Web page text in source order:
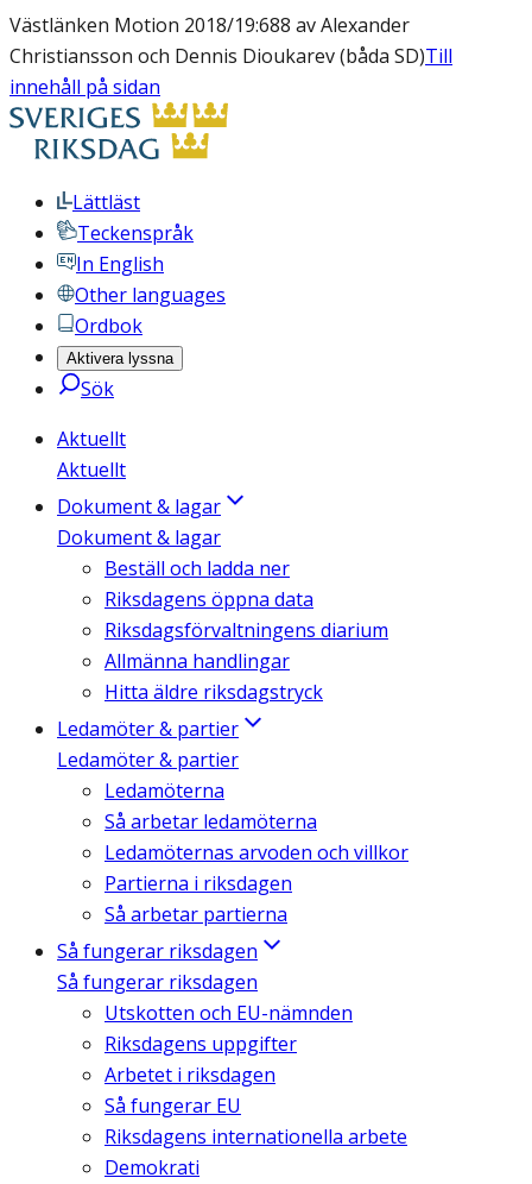
Västlänken Motion 2018/19:688 av Alexander
Christiansson och Dennis Dioukarev (båda SD)Till
innehåll på sidan
Lättläst
Teckenspråk
In English
Other languages
Ordbok
Aktivera lyssna
Sök
Aktuellt
Aktuellt
Dokument & lagar
Dokument & lagar
Beställ och ladda ner
Riksdagens öppna data
Riksdagsförvaltningens diarium
Allmänna handlingar
Hitta äldre riksdagstryck
Ledamöter & partier
Ledamöter & partier
Ledamöterna
Så arbetar ledamöterna
Ledamöternas arvoden och villkor
Partierna i riksdagen
Så arbetar partierna
Så fungerar riksdagen
Så fungerar riksdagen
Utskotten och EU-nämnden
Riksdagens uppgifter
Arbetet i riksdagen
Så fungerar EU
Riksdagens internationella arbete
Demokrati